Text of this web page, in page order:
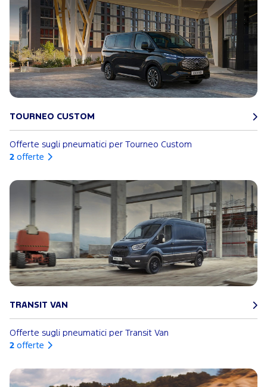
TOURNEO CUSTOM
Offerte sugli pneumatici per Tourneo Custom
2 offerte
TRANSIT VAN
Offerte sugli pneumatici per Transit Van
2 offerte